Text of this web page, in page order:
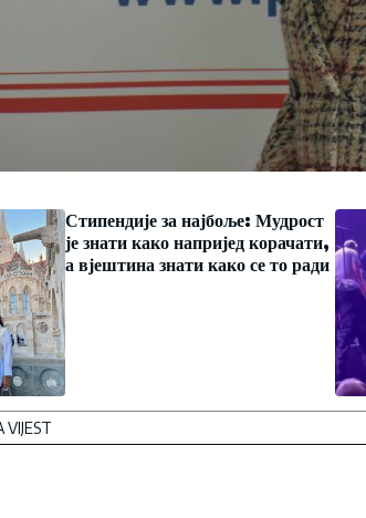
Стипендије за најбоље: Мудрост
је знати како напријед корачати,
а вјештина знати како се то ради